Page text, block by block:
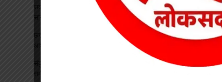
सकरिया हाईस्कूल में “एक पेड़ मां के नाम” अभियान के तहत रोपे गए 50
सागौन सहित कई छायादार व फलदार पौधे
छत्तीसगढ़ में 1460 गौधाम होंगे स्थापित, बेसहारा मवेशियों को मिलेगा सुरक्षित
संकुल स्तरीय बैठक में शैक्षणिक प्रगति व स्वतंत्रता दिवस तैयारियों की हुई